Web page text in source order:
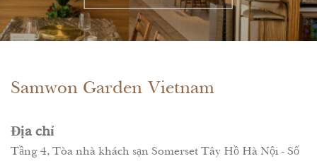
Samwon Garden Vietnam
Địa chỉ
Tầng 4, Tòa nhà khách sạn Somerset Tây Hồ Hà Nội - Số